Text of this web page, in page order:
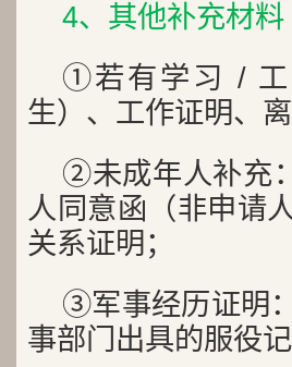
4、其他补充材料
①若有学习 / 工
生）、工作证明、
②未成年人补充
人同意函（非申请
关系证明；
③军事经历证明
事部门出具的服役